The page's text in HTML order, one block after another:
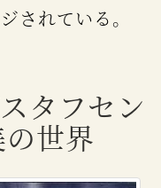
されている。
タフセン
世界